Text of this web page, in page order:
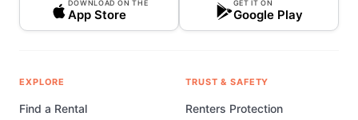
DOWNLOAD ON THE
App Store
GET IT ON
Google Play
EXPLORE
Find a Rental
TRUST & SAFETY
Renters Protection